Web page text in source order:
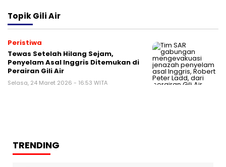
TopikGili Air
Peristiwa
Tewas Setelah Hilang Sejam,
Penyelam Asal Inggris Ditemukan di
Perairan Gili Air
Selasa, 24 Maret 2026 - 16:53 WITA
TRENDING